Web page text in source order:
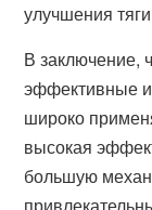
улучшения
В заключение,
эффективные
широко
высокая
большую